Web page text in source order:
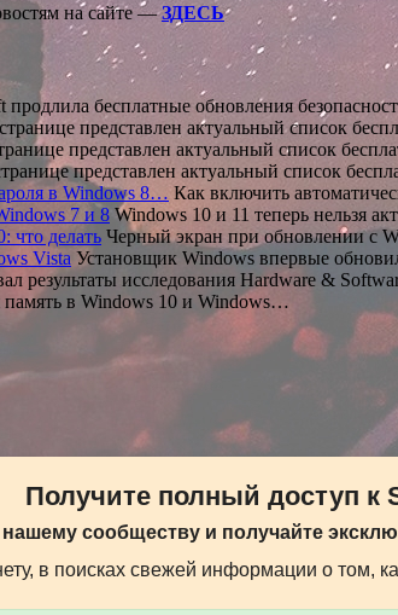
на сайте —ЗДЕСЬ
продлила бесплатные обновления
представлен актуальный список
представлен актуальный список
представлен актуальный список
в Windows 8… Как включить
7 и 8 Windows 10 и 11 теперь нельзя
что делать Черный экран при обновлении с
Vista Установщик Windows впервые
результаты исследования Hardware &
память в Windows 10 и Windows…
Получите полный доступ к
сообществу и получайте
в поисках свежей информации о том,